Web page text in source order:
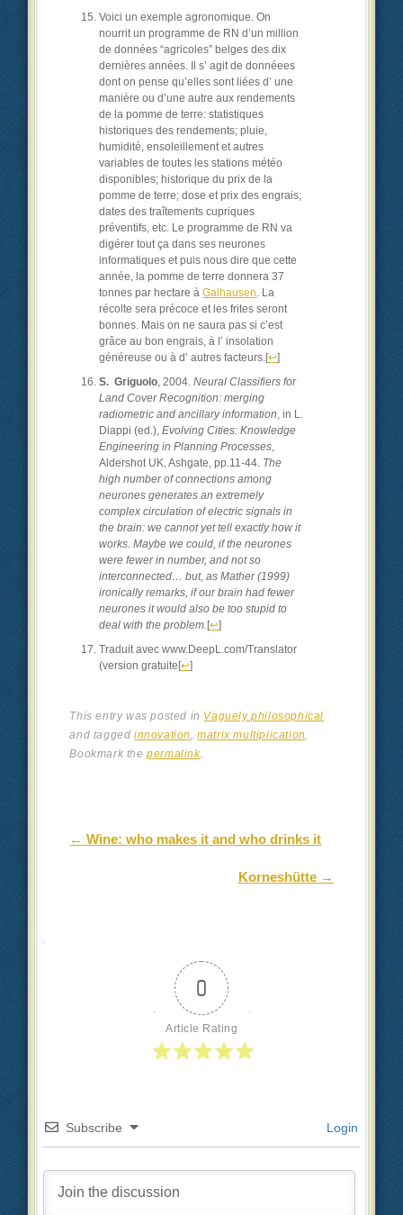
Voici un exemple agronomique. On
nourrit un programme de RN d’un million
de données “agricoles” belges des dix
dernières années. Il s’ agit de donnéees
dont on pense qu’elles sont liées d’ une
manière ou d’une autre aux rendements
de la pomme de terre: statistiques
historiques des rendements; pluie,
humidité, ensoleillement et autres
variables de toutes les stations météo
disponibles; historique du prix de la
pomme de terre; dose et prix des engrais;
dates des traîtements cupriques
préventifs, etc. Le programme de RN va
digérer tout ça dans ses neurones
informatiques et puis nous dire que cette
année, la pomme de terre donnera 37
tonnes par hectare àGalhausen . La
récolte sera précoce et les frites seront
bonnes. Mais on ne saura pas si c’est
grâce au bon engrais, à l’ insolation
généreuse ou à d’ autres facteurs. [↩]
S. Griguolo , 2004.Neural Classifiers for
Land Cover Recognition: merging
radiometric and ancillary information , in L.
Diappi (ed.),Evolving Cities: Knowledge
Engineering in Planning Processes
Aldershot UK, Ashgate, pp.11-44. The
high number of connections among
neurones generates an extremely
complex circulation of electric signals in
the brain: we cannot yet tell exactly how it
works. Maybe we could, if the neurones
were fewer in number, and not so
interconnected… but, as Mather (1999)
ironically remarks, if our brain had fewer
neurones it would also be too stupid to
deal with the problem. [↩]
Traduit avec www.DeepL.com/Translator
(version gratuite[↩]
This entry was posted in Vaguely philosophical
and taggedinnovation,matrix multiplication.
Bookmark thepermalink.
Post navigation
← Wine: who makes it and who drinks it
Korneshütte →
0
Article Rating
Subscribe Login